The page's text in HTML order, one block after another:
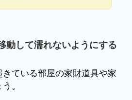
動して濡れないようにする
ている部屋の家財道具や家
。